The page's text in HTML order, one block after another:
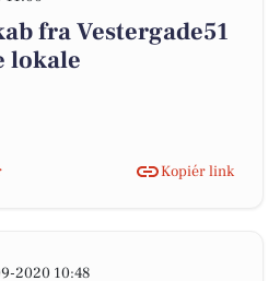
fra Vestergade51
lokale
Kopiér link
2020 10:48